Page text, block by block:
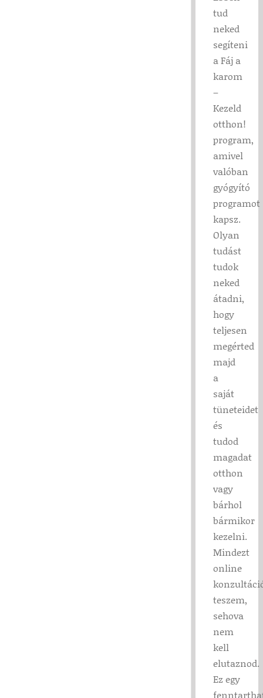
tud
neked
segíteni
a Fáj a
karom
–
Kezeld
otthon!
program,
amivel
valóban
gyógyító
programot
kapsz.
Olyan
tudást
tudok
neked
átadni,
hogy
teljesen
megérted
majd
a
saját
tüneteidet
és
tudod
magadat
otthon
vagy
bárhol
bármikor
kezelni.
Mindezt
online
teszem,
sehova
nem
kell
elutaznod.
Ez egy